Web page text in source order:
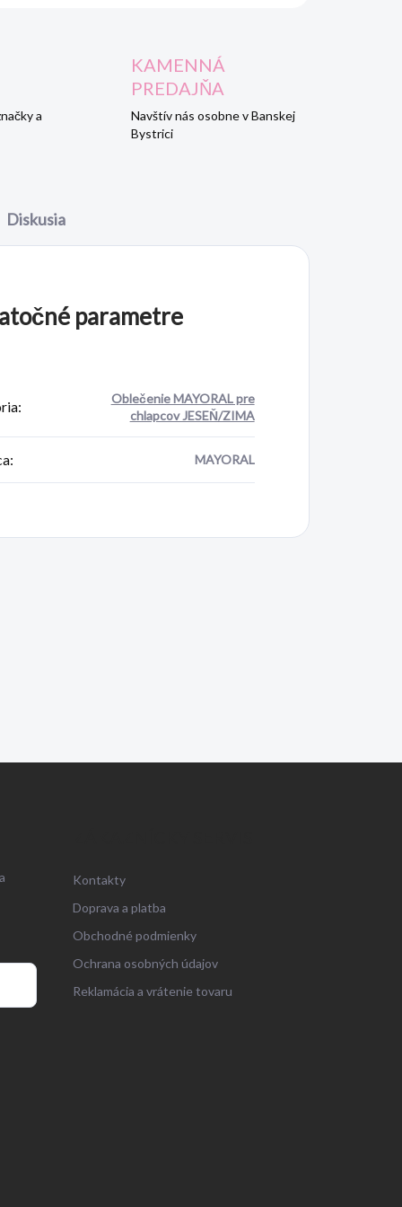
a
KAMENNÁ
PREDAJŇA
Navštív nás osobne v Banskej
Bystrici
Diskusia
parametre
:
Oblečenie MAYORAL pre
chlapcov JESEŇ/ZIMA
: MAYORAL
Kontakty
Doprava a platba
Obchodné podmienky
Ochrana osobných údajov
Reklamácia a vrátenie tovaru